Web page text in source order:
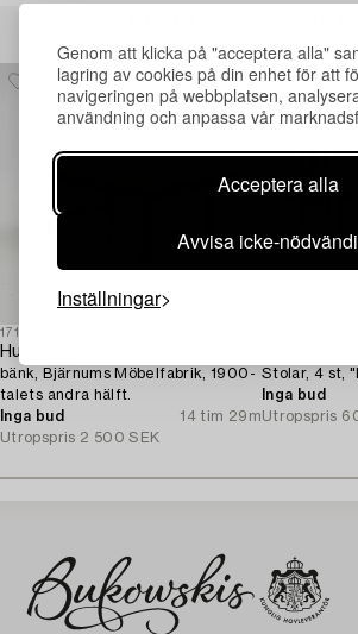
Genom att klicka på "acceptera alla"
lagring av cookies på din enhet för att
navigeringen på webbplatsen,
användning och anpassa vår
Acceptera alla
Avvisa icke-
Inställningar
1719879
Hugo Svensson,
bänk, Bjärnums Möbelfabrik, 1900-
talets andra hälft.
Inga bud
14 tim 29m
Utropspris 2 500 SEK
Stolar, 4 st,
Inga bud
Utropspris